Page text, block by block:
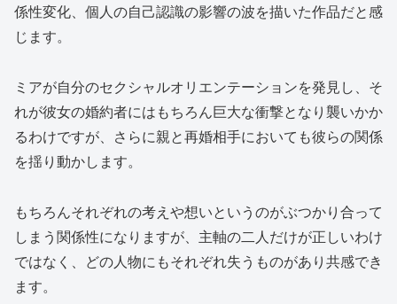
係性変化、個人の自己認識の影響の波を描いた作品だと感
じます。
ミアが自分のセクシャルオリエンテーションを発見し、そ
れが彼女の婚約者にはもちろん巨大な衝撃となり襲いかか
るわけですが、さらに親と再婚相手においても彼らの関係
を揺り動かします。
もちろんそれぞれの考えや想いというのがぶつかり合って
しまう関係性になりますが、主軸の二人だけが正しいわけ
ではなく、どの人物にもそれぞれ失うものがあり共感でき
ます。